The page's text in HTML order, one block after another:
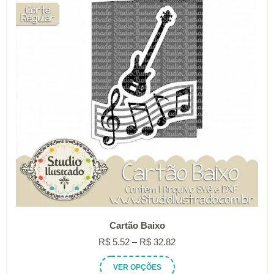
podem
ser
escolhidas
na
página
do
produto
Cartão Baixo
R$ 5.52 – R$ 32.82Faixa
VER OPÇÕES